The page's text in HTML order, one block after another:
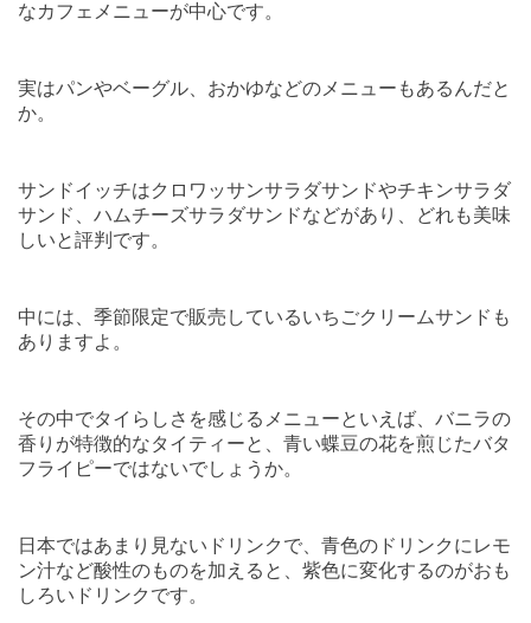
なカフェメニューが中心です。
実はパンやベーグル、おかゆなどのメニューもあるんだと
か。
サンドイッチはクロワッサンサラダサンドやチキンサラダ
サンド、ハムチーズサラダサンドなどがあり、どれも美味
しいと評判です。
中には、季節限定で販売しているいちごクリームサンドも
ありますよ。
その中でタイらしさを感じるメニューといえば、バニラの
香りが特徴的なタイティーと、 青い蝶豆の花を煎じたバタ
フライピーではないでしょうか。
日本ではあまり見ないドリンクで、青色のドリンクにレモ
ン汁など酸性のものを加えると、紫色に変化するのがおも
しろいドリンクです。